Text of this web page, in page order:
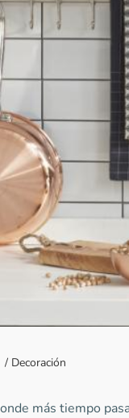
/ Decoración
más tiempo